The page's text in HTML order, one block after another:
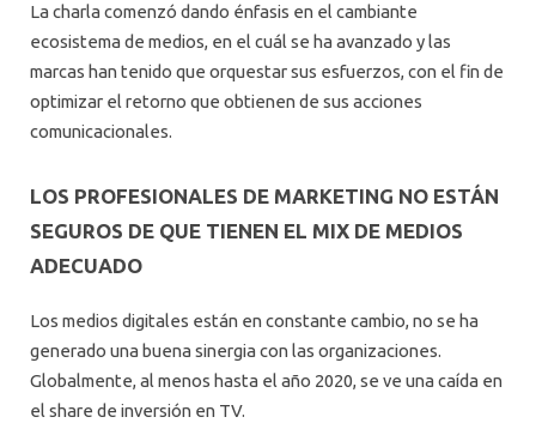
La charla comenzó dando énfasis en el cambiante
ecosistema de medios, en el cuál se ha avanzado y las
marcas han tenido que orquestar sus esfuerzos, con el fin de
optimizar el retorno que obtienen de sus acciones
comunicacionales.
LOS PROFESIONALES DE MARKETING NO ESTÁN
SEGUROS DE QUE TIENEN EL MIX DE MEDIOS
ADECUADO
Los medios digitales están en constante cambio, no se ha
generado una buena sinergia con las organizaciones.
Globalmente, al menos hasta el año 2020, se ve una caída en
el share de inversión en TV.